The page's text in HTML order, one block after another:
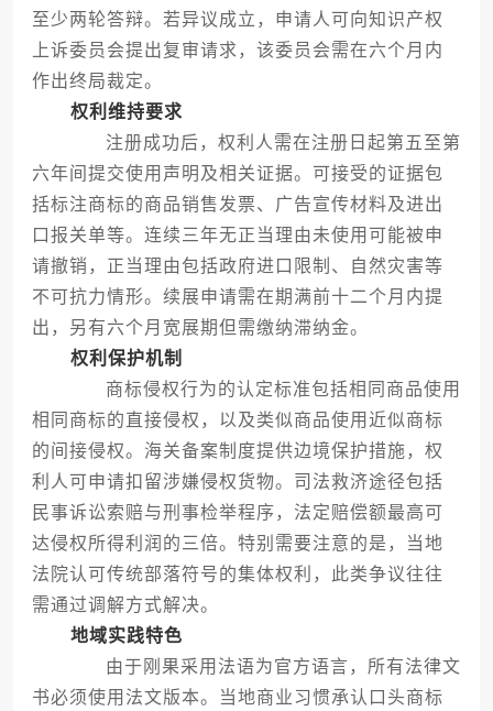
至少两轮答辩。若异议成立，申请人可向知识产权
上诉委员会提出复审请求，该委员会需在六个月内
作出终局裁定。
权利维持要求
注册成功后，权利人需在注册日起第五至第
六年间提交使用声明及相关证据。可接受的证据包
括标注商标的商品销售发票、广告宣传材料及进出
口报关单等。连续三年无正当理由未使用可能被申
请撤销，正当理由包括政府进口限制、自然灾害等
不可抗力情形。续展申请需在期满前十二个月内提
出，另有六个月宽展期但需缴纳滞纳金。
权利保护机制
商标侵权行为的认定标准包括相同商品使用
相同商标的直接侵权，以及类似商品使用近似商标
的间接侵权。海关备案制度提供边境保护措施，权
利人可申请扣留涉嫌侵权货物。司法救济途径包括
民事诉讼索赔与刑事检举程序，法定赔偿额最高可
达侵权所得利润的三倍。特别需要注意的是，当地
法院认可传统部落符号的集体权利，此类争议往往
需通过调解方式解决。
地域实践特色
由于刚果采用法语为官方语言，所有法律文
书必须使用法文版本。当地商业习惯承认口头商标